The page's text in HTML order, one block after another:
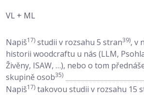
VL + ML
Napiš17) studii v rozsahu 5 stran39), v
historii woodcraftu u nás (LLM,
Živěny, ISAW, …), nebo o tom
skupině osob35)
Napiš17) takovou studii v rozsahu 15